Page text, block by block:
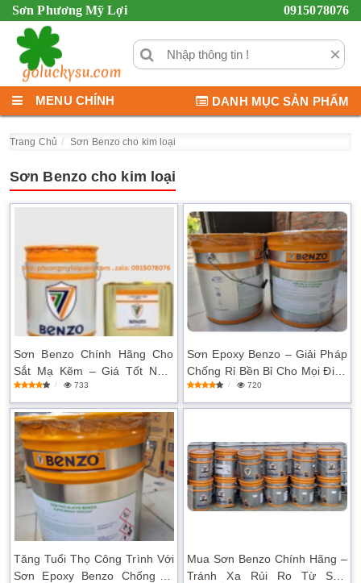
Sơn Phương Mỹ Lợi 0915078076
×
MENU CHÍNH DANH MỤC SẢN PHẨM
Trang Chủ Sơn Benzo cho kim loại
Sơn Benzo cho kim loại
Sơn Benzo Chính Hãng Cho
Sắt Mạ Kẽm – Giá Tốt Nhất
2025
733
Sơn Epoxy Benzo – Giải Pháp
Chống Rỉ Bền Bỉ Cho Mọi Điều
Kiện
720
Tăng Tuổi Thọ Công Trình Với
Sơn Epoxy Benzo Chống Rỉ
Mua Sơn Benzo Chính Hãng –
Tránh Xa Rủi Ro Từ Sơn